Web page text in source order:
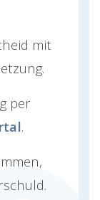
mit
per
.